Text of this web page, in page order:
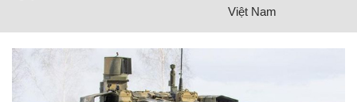
Việt Nam